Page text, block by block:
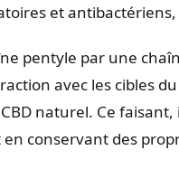
et
pentyle par une
avec les cibles du
naturel. Ce faisant,
conservant des